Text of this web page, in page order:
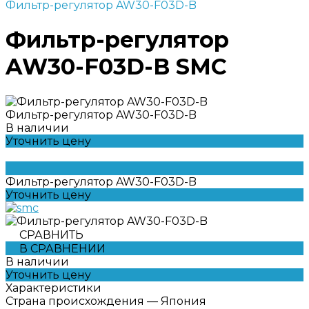
Фильтр-регулятор AW30-F03D-B
Фильтр-регулятор
AW30-F03D-B SMC
Фильтр-регулятор AW30-F03D-B
В наличии
Уточнить цену
Фильтр-регулятор AW30-F03D-B
Уточнить цену
СРАВНИТЬ
В СРАВНЕНИИ
В наличии
Уточнить цену
Характеристики
Страна происхождения — Япония